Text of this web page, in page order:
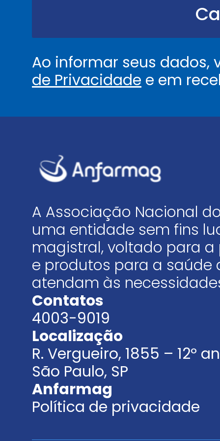
Ao informar seus
de Privacidade e em
A Associação Nacional
uma entidade sem fins
magistral, voltado para
e produtos para a saúde
atendam às
Contatos
4003-9019
Localização
R. Vergueiro, 1855 – 12º
São Paulo, SP
Anfarmag
Política de privacidade